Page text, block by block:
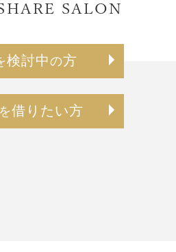
SALON
検討中の方
借りたい方